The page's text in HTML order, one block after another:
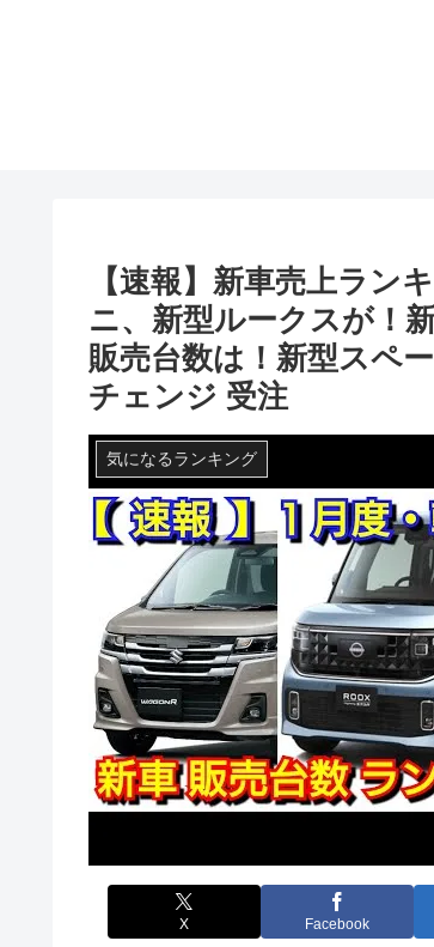
【速報】新車売上ラン
ニ、新型ルークスが！
販売台数は！新型スペ
チェンジ 受注
気になるランキング
X Facebook